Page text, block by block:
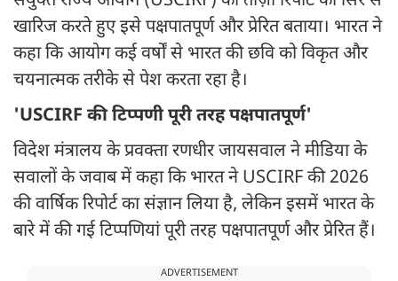
खारिज करते हुए इसे पक्षपातपूर्ण और प्रेरित बताया। भारत ने
कहा कि आयोग कई वर्षों से भारत की छवि को विकृत और
चयनात्मक तरीके से पेश करता रहा है।
'USCIRF की टिप्पणी पूरी तरह पक्षपातपूर्ण'
विदेश मंत्रालय के प्रवक्ता रणधीर जायसवाल ने मीडिया के
सवालों के जवाब में कहा कि भारत ने USCIRF की 2026
की वार्षिक रिपोर्ट का संज्ञान लिया है, लेकिन इसमें भारत के
बारे में की गई टिप्पणियां पूरी तरह पक्षपातपूर्ण और प्रेरित हैं।
ADVERTISEMENT